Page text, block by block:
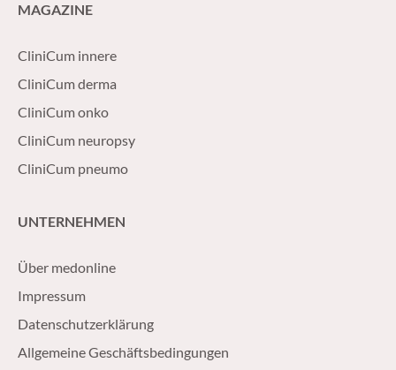
MAGAZINE
CliniCum innere
CliniCum derma
CliniCum onko
CliniCum neuropsy
CliniCum pneumo
UNTERNEHMEN
Über medonline
Impressum
Datenschutzerklärung
Allgemeine Geschäftsbedingungen